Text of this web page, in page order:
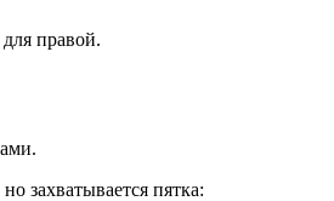
правой.
захватывается пятка: